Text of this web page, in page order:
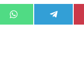
Compartir
en
Compartir
en